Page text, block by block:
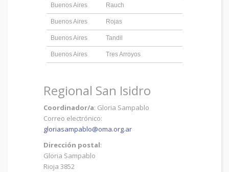
Buenos Aires Rauch
Buenos Aires Rojas
Buenos Aires Tandil
Buenos Aires Tres Arroyos
Regional San Isidro
Coordinador/a: Gloria Sampablo
Correo electrónico:
gloriasampablo@oma.org.ar
Dirección postal:
Gloria Sampablo
Rioja 3852